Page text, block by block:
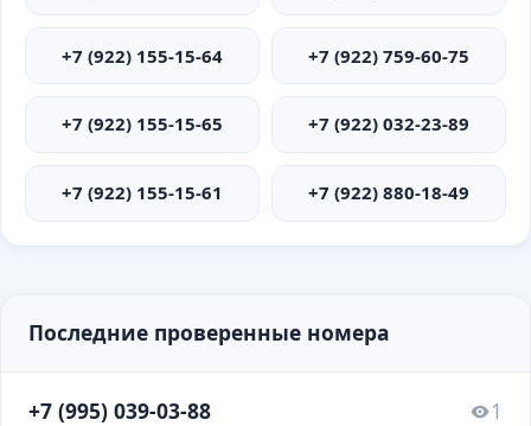
+7 (922) 155-15-64 +7 (922) 759-60-75
+7 (922) 155-15-65 +7 (922) 032-23-89
+7 (922) 155-15-61 +7 (922) 880-18-49
Последние проверенные номера
+7 (995) 039-03-88 1